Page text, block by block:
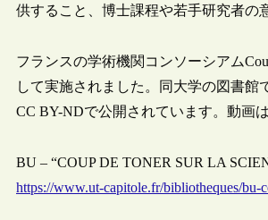
供すること、博士課程や若手研究者の
フランスの学術機関コンソーシアム
して実施されました。同大学の図書
CC BY-NDで公開されています。動画
BU – “COUP DE TONER SUR LA
https://www.ut-capitole.fr/bibliotheques/bu-